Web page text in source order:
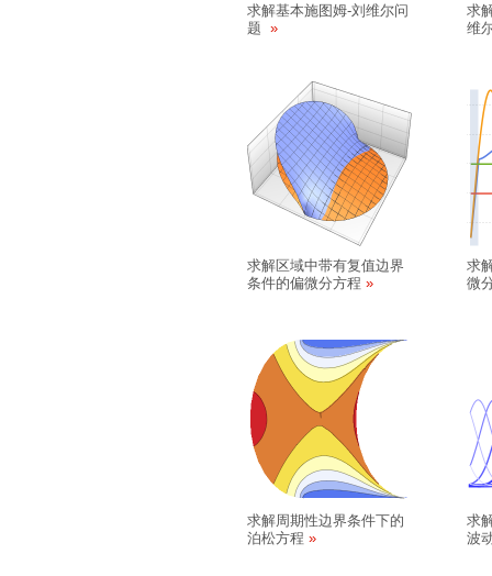
求解基本施图姆-刘维尔问
题
求
维
求解区域中带有复值边界
条件的偏微分方程
求
微
求解周期性边界条件下的
泊松方程
求
波